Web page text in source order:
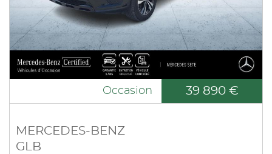
Occasion 39 890 €
MERCEDES-BENZ
GLB